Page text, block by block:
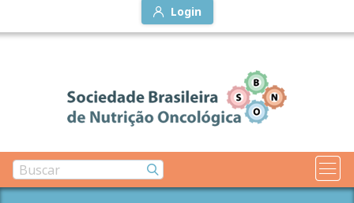
Login